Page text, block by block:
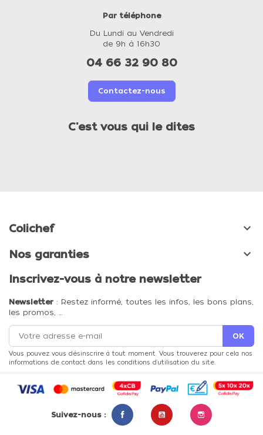
Par téléphone
Du Lundi au Vendredi
de 9h à 16h30
04 66 32 90 80
Contactez-nous
C'est vous qui le dites
Colichef 
Nos garanties 
Inscrivez-vous à notre newsletter
Newsletter : Restez informé, toutes les infos, les bons plans,
les promos, …
Vous pouvez vous désinscrire à tout moment. Vous trouverez pour cela nos
informations de contact dans les conditions d'utilisation du site.
Suivez-nous :
FacebookYouTubeInstagram